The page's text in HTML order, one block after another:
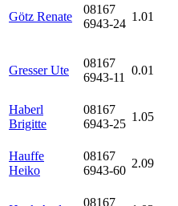
Götz Renate
08167
6943-24
1.01
Gresser Ute
08167
6943-11
0.01
Haberl
Brigitte
08167
6943-25
1.05
Hauffe
Heiko
08167
6943-60
2.09
08167